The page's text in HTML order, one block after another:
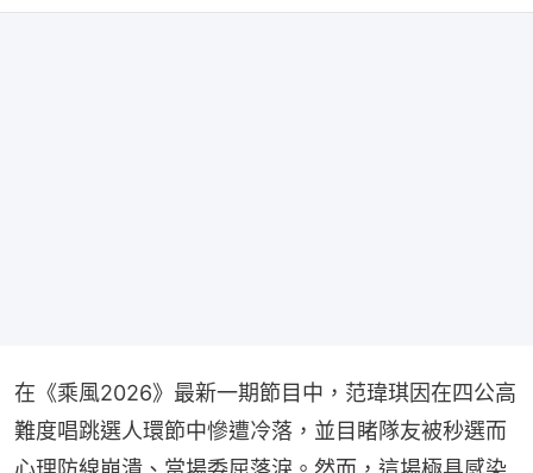
在《乘風2026》最新一期節目中，范瑋琪因在四公高
難度唱跳選人環節中慘遭冷落，並目睹隊友被秒選而